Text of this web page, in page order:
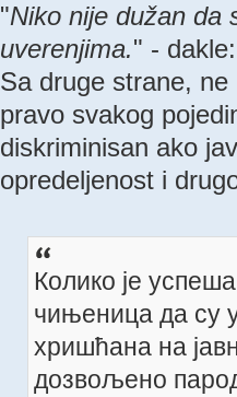
"Niko nije dužan da
uverenjima." -
Sa druge strane,
pravo svakog
diskriminisan ako
opredeljenost i
Колико је
чињеница да су
хришћана на
дозвољено